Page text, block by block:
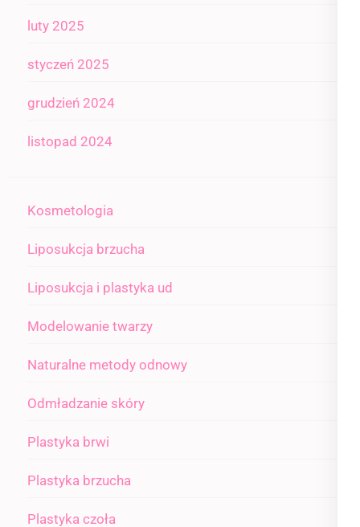
luty 2025
styczeń 2025
grudzień 2024
listopad 2024
Kosmetologia
Liposukcja brzucha
Liposukcja i plastyka ud
Modelowanie twarzy
Naturalne metody odnowy
Odmładzanie skóry
Plastyka brwi
Plastyka brzucha
Plastyka czoła